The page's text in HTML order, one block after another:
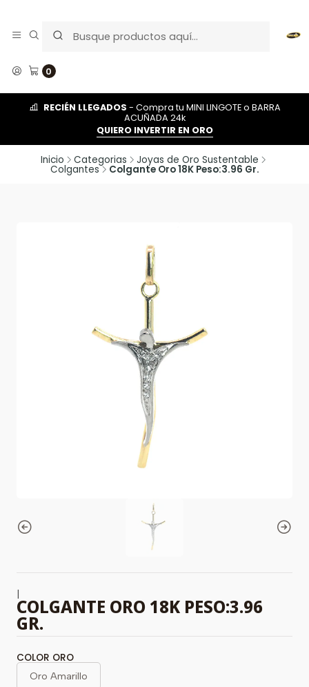
0
RECIÉN LLEGADOS - Compra tu MINI LINGOTE o BARRA
ACUÑADA 24k
QUIERO INVERTIR EN ORO
Inicio Categorias Joyas de Oro Sustentable
Colgantes Colgante Oro 18K Peso:3.96 Gr.
|
COLGANTE ORO 18K PESO:3.96
GR.
COLOR ORO
Oro Amarillo